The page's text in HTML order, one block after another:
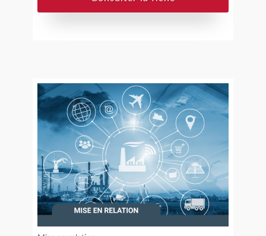
identifiés.